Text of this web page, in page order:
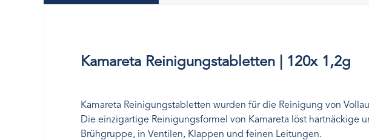
Kamareta Reinigungstabletten | 120x 1,2g
Kamareta Reinigungstabletten wurden für die Reinigung von
Die einzigartige Reinigungsformel von Kamareta löst
Brühgruppe, in Ventilen, Klappen und feinen Leitungen.